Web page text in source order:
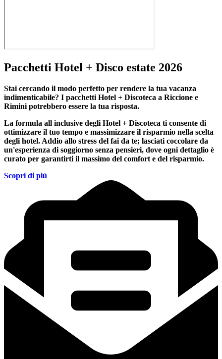
Pacchetti Hotel + Disco estate 2026
Stai cercando il modo perfetto per rendere la tua vacanza
indimenticabile? I pacchetti Hotel + Discoteca a Riccione e
Rimini potrebbero essere la tua risposta.
La formula all inclusive degli Hotel + Discoteca ti consente di
ottimizzare il tuo tempo e massimizzare il risparmio nella scelta
degli hotel. Addio allo stress del fai da te; lasciati coccolare da
un'esperienza di soggiorno senza pensieri, dove ogni dettaglio è
curato per garantirti il massimo del comfort e del risparmio.
Scopri di più